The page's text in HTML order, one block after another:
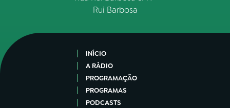
Rui Barbosa
INÍCIO
A RÁDIO
PROGRAMAÇÃO
PROGRAMAS
PODCASTS